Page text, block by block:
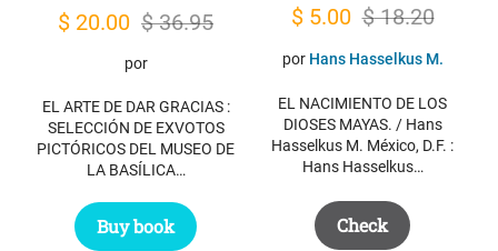
$36.95
Original
price
$ 36.95.
$ 20.00 Current
price
$ 20.00.
por
EL ARTE DE DAR GRACIAS :
SELECCIÓN DE EXVOTOS
PICTÓRICOS DEL MUSEO DE
LA BASÍLICA…
Buy book
$18.20
Original
price
$ 18.20.
$5.00 Current
price
$ 5.00.
por Hans Hasselkus M.
EL NACIMIENTO DE LOS
DIOSES MAYAS. / Hans
Hasselkus M. México, D.F. :
Hans Hasselkus…
Check